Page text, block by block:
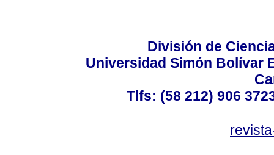
División de
Universidad Simón Bolívar
Tlfs: (58 212) 906